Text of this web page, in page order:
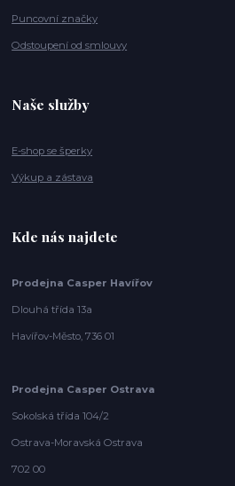
Puncovní značky
Odstoupení od smlouvy
Naše služby
E-shop se šperky
Výkup a zástava
Kde nás najdete
Prodejna Casper Havířov
Dlouhá třída 13a
Havířov-Město, 736 01
Prodejna Casper Ostrava
Sokolská třída 104/2
Ostrava-Moravská Ostrava
702 00